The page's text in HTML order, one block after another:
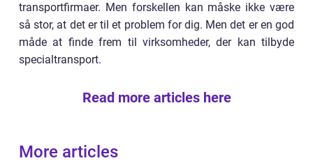
transportfirmaer. Men forskellen kan måske ikke være
så stor, at det er til et problem for dig. Men det er en god
måde at finde frem til virksomheder, der kan tilbyde
specialtransport.
Read more articles here
More articles